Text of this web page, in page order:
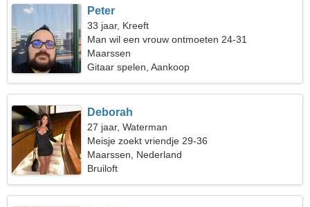
Peter
33 jaar, Kreeft
Man wil een vrouw ontmoeten 24-31
Maarssen
Gitaar spelen, Aankoop
Deborah
27 jaar, Waterman
Meisje zoekt vriendje 29-36
Maarssen, Nederland
Bruiloft